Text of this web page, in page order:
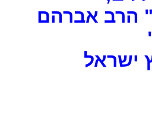
הרב אברהם
ישראל